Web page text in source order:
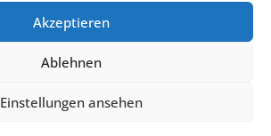
Akzeptieren
Ablehnen
Einstellungen ansehen